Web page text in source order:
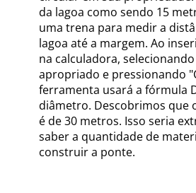
da lagoa como sendo 15
uma trena para medir a
lagoa até a margem. Ao
na calculadora,
apropriado e pressionando
ferramenta usará a fórmula
diâmetro. Descobrimos que
é de 30 metros. Isso seria
saber a quantidade de
construir a ponte.